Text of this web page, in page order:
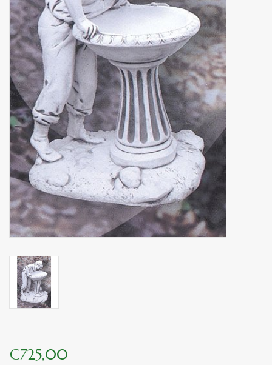
Bronzen beelden voor
binnen en of buiten.
ANTIEK , Curiosa en
Replica's
Cadeau artikelen
Diversen
Winkel decoratie
€725,00